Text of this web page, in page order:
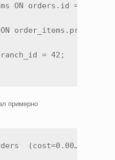
ON orders.id =
= 42;
примерно